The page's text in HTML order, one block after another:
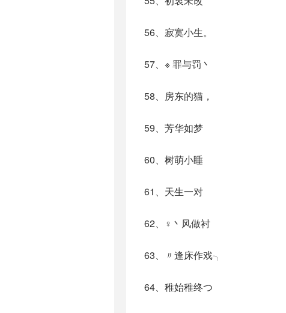
56、寂寞小生。
57、※ 罪与罚丶
58、房东的猫，
59、芳华如梦
60、树萌小睡
61、天生一对
62、♀丶风做衬
63、〃逢床作戏╮
64、稚始稚终つ